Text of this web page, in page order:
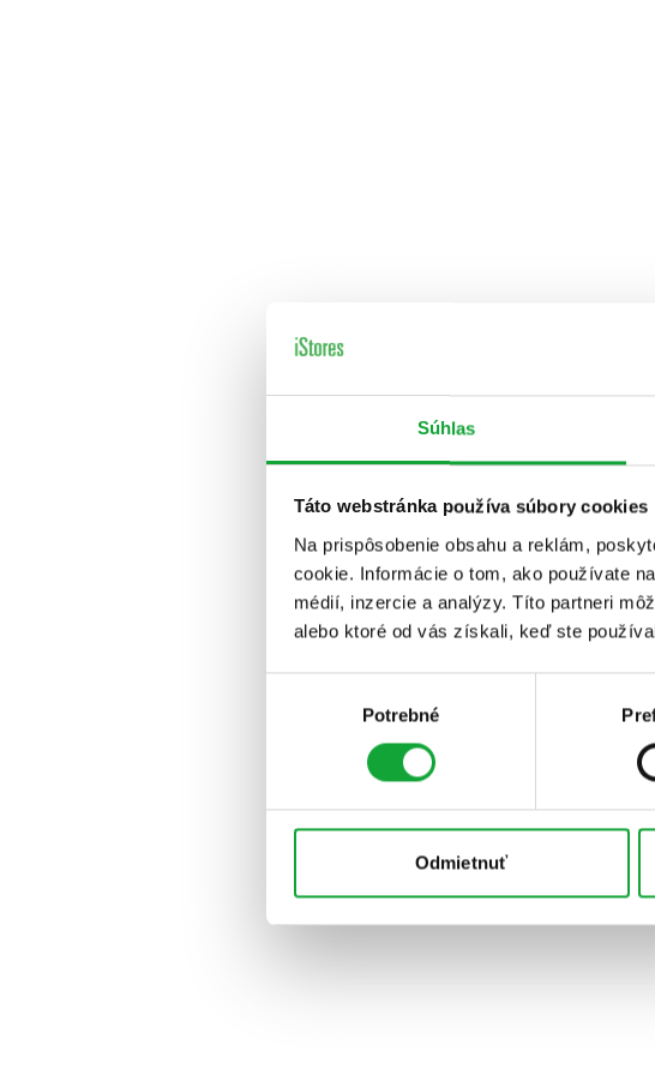
Súhlas
Táto webstránka používa súbory cookies
Na prispôsobenie obsahu a reklám,
cookie. Informácie o tom, ako používate
médií, inzercie a analýzy. Títo partneri
alebo ktoré od vás získali, keď ste
Potrebné
Odmietnuť